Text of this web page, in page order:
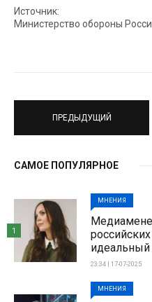
Источник:
Министерство обороны
ПРЕДЫДУЩИЙ
САМОЕ ПОПУЛЯРНОЕ
МНЕНИЯ
идеальный
23:34 | 17-07-2025
1
МНЕНИЯ